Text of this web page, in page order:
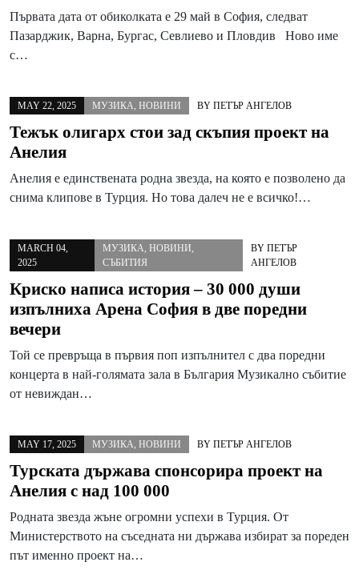
Първата дата от обиколката е 29 май в София, следват
Пазарджик, Варна, Бургас, Севлиево и Пловдив Ново име
с…
MAY 22, 2025 МУЗИКА, НОВИНИ BY ПЕТЪР АНГЕЛОВ
Тежък олигарх стои зад скъпия проект на
Анелия
Анелия е единствената родна звезда, на която е позволено да
снима клипове в Турция. Но това далеч не е всичко!…
MARCH 04,
2025
МУЗИКА, НОВИНИ,
СЪБИТИЯ
BYПЕТЪР
АНГЕЛОВ
Криско написа история – 30 000 души
изпълниха Арена София в две поредни
вечери
Той се превръща в първия поп изпълнител с два поредни
концерта в най-голямата зала в България Музикално събитие
от невиждан…
MAY 17, 2025 МУЗИКА, НОВИНИ BY ПЕТЪР АНГЕЛОВ
Турската държава спонсорира проект на
Анелия с над 100 000
Родната звезда жъне огромни успехи в Турция. От
Министерството на съседната ни държава избират за пореден
път именно проект на…